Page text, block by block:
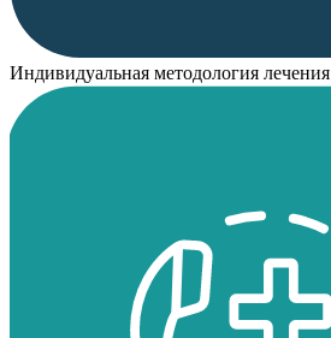
Индивидуальная методология лечения